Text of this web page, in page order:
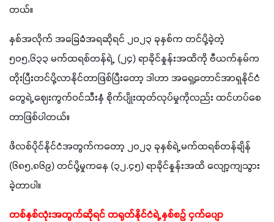
တယ်။
နှစ်အလိုက် အခြေခံအရဆိုရင် ၂၀၂၃ ခုနှစ်က တင်ပို့ခဲ့တဲ့
၅၀၅,၆၃၃ မက်ထရစ်တန်ရဲ့  (၂၄) ရာခိုင်နှုန်းအထိကို ဗီယက်နမ်က
တိုးပြီးတင်ပို့လာနိုင်တာဖြစ်ပြီးတော့ ဒါဟာ အရှေ့တောင်အာရှနိုင်ငံ
တွေရဲ့ ဈေးကွက်ဝင်သီးနှံ စိုက်ပျိုးထုတ်လုပ်မှုကိုလည်း ထင်ဟပ်စေ
တာဖြစ်ပါတယ်။
ဖိလစ်ပိုင်နိုင်ငံအတွက်ကတော့ ၂၀၂၃ ခုနှစ်ရဲ့ မက်ထရစ်တန်ချိန်
(၆၈၅,၈၆၉) တင်ပို့မှုကနေ (၃၂.၄၅) ရာခိုင်နှုန်းအထိ လျော့ကျသွား
ခဲ့တာပါ။
တစ်နှစ်လုံးအတွက်ဆိုရင် တရုတ်နိုင်ငံရဲ့ နှစ်စဉ် ငှက်ပျော